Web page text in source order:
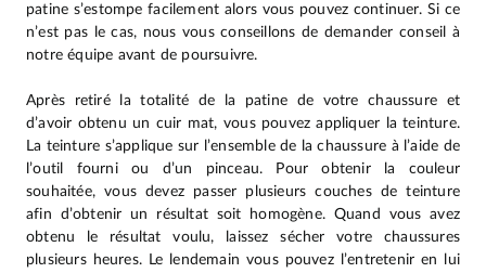
patine s’estompe facilement alors vous pouvez continuer. Si ce
n’est pas le cas, nous vous conseillons de demander conseil à
notre équipe avant de poursuivre.
Après retiré la totalité de la patine de votre chaussure et
d’avoir obtenu un cuir mat, vous pouvez appliquer la teinture.
La teinture s’applique sur l’ensemble de la chaussure à l’aide de
l’outil fourni ou d’un pinceau. Pour obtenir la couleur
souhaitée, vous devez passer plusieurs couches de teinture
afin d’obtenir un résultat soit homogène. Quand vous avez
obtenu le résultat voulu, laissez sécher votre chaussures
plusieurs heures. Le lendemain vous pouvez l’entretenir en lui